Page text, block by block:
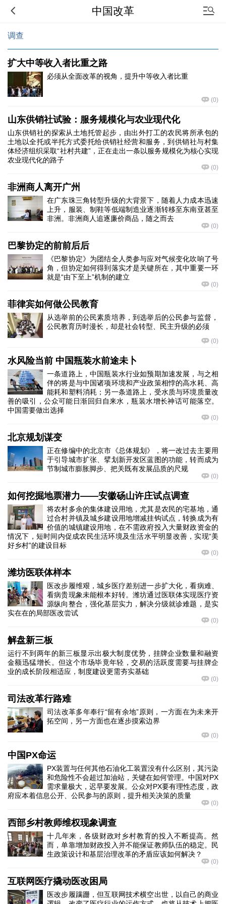
中国改革
调查
扩大中等收入者比重之路
必须从全面改革的视角，提升中等收入者比重
(0)
山东供销社试验：服务规模化与农业现代化
山东供销社的探索从土地托管起步，由出外打工的农民将所承包的
土地以全托或半托方式委托给供销社经营和服务，到供销社与村集
体经济组织采取“社村共建”，正在走出一条以服务规模化为核心实现
农业现代化的路子
(0)
非洲商人离开广州
在广东珠三角转型升级的大背景下，随着人力成本迅速
上升，服装、制鞋等低端制造业逐渐转移至东南亚甚至
非洲。非洲商人追逐廉价商品，随之而去
(0)
巴黎协定的前前后后
《巴黎协定》为团结全人类参与应对气候变化吹响了号
角，但协定如何得到落实才是关键所在，其中重要一环
就是“由下至上”机制的建立
(0)
菲律宾如何做公民教育
从选举前的公民素质培养，到选举后的公民参与监督，
公民教育历时漫长，却是社会转型、民主升级的必须
(0)
水风险当前 中国瓶装水前途未卜
一条道路上，中国瓶装水行业如预期加速发展，与之相
伴的将是与中国诸项环境和产业政策相悖的高水耗、高
能耗和塑料消耗；另一条道路上，受水质与环境质量改
善的吸引，公众可能日渐回归自来水，瓶装水增长神话可能落空。
中国需要做出选择
(0)
北京规划谋变
正在修编中的北京市《总体规划》，将一改过去主要用
于引导城市扩张、擘划新开发区蓝图的功能，转而成为
节制城市膨胀脚步、把关既有发展品质的尺规
(0)
如何挖掘地票潜力——安徽砀山许庄试点调查
将农村多余的集体建设用地，尤其是农民的宅基地，通
过合村并镇及城乡建设用地增减挂钩试点，转换成为有
价值的城镇建设用地，在不需政府投入大量财政资金的
情况下，短时间内促成农民生活环境及生活水平明显改善，实现“美
好乡村”的建设目标
(0)
潍坊医联体样本
医改步履维艰，城乡医疗差别进一步扩大化，看病难、
看病贵现象未能根本好转。潍坊通过医联体实现医疗资
源纵向整合，强化基层实力，解决分级就诊难题，是实
实在在的局部医改尝试
(0)
解盘新三板
运行不到两年的新三板显示出极大制度优势，挂牌企业数量和融资
金额迅猛增长。但这个市场毕竟年轻，交易的活跃度需要与挂牌企
业的成长阶段相适应，制度建设更需夯实基础
(0)
司法改革行路难
司法改革多年奉行“留有余地”原则，一方面在为未来开
拓空间，另一方面也在逐步摸索边界
(0)
中国PX命运
PX装置与任何其他石油化工装置没有什么区别，其污染
和危险性不会超过加油站，关键在如何管理。中国对PX
需求量极大，迟早要发展。公众对PX要有理性态度，政
府应本着信息公开、公民参与的原则，提升相关决策的质量
(0)
西部乡村教师维权现象调查
十几年来，各级财政对乡村教育的投入不断提高。然
而，单靠增加财政投入并不能保证教师队伍的稳定。民
生政策设计和基层治理改革的矛盾应该如何解决？
(0)
互联网医疗撬动医改困局
医改步履蹒跚，但互联网技术横空出世，以自己的商业